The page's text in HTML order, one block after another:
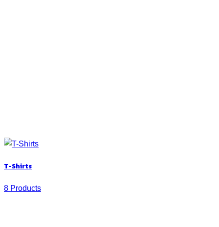
T-Shirts
8 Products